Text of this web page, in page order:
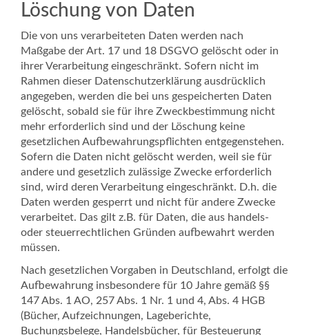
Löschung von Daten
Die von uns verarbeiteten Daten werden nach
Maßgabe der Art. 17 und 18 DSGVO gelöscht oder in
ihrer Verarbeitung eingeschränkt. Sofern nicht im
Rahmen dieser Datenschutzerklärung ausdrücklich
angegeben, werden die bei uns gespeicherten Daten
gelöscht, sobald sie für ihre Zweckbestimmung nicht
mehr erforderlich sind und der Löschung keine
gesetzlichen Aufbewahrungspflichten entgegenstehen.
Sofern die Daten nicht gelöscht werden, weil sie für
andere und gesetzlich zulässige Zwecke erforderlich
sind, wird deren Verarbeitung eingeschränkt. D.h. die
Daten werden gesperrt und nicht für andere Zwecke
verarbeitet. Das gilt z.B. für Daten, die aus handels-
oder steuerrechtlichen Gründen aufbewahrt werden
müssen.
Nach gesetzlichen Vorgaben in Deutschland, erfolgt die
Aufbewahrung insbesondere für 10 Jahre gemäß §§
147 Abs. 1 AO, 257 Abs. 1 Nr. 1 und 4, Abs. 4 HGB
(Bücher, Aufzeichnungen, Lageberichte,
Buchungsbelege, Handelsbücher, für Besteuerung